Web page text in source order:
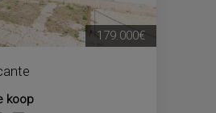
koop
179.000€